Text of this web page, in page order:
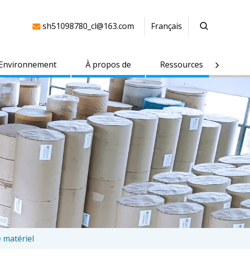
 sh51098780_cl@163.com Français
À propos de Ressources
matériel